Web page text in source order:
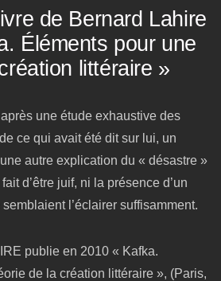
de Bernard Lahire
Éléments pour une
littéraire »
une étude exhaustive des
ce qui avait été dit sur lui, un
autre explication du « désastre »
d’être juif, ni la présence d’un
l’éclairer suffisamment.
publie en 2010 « Kafka.
de la création littéraire », (Paris,